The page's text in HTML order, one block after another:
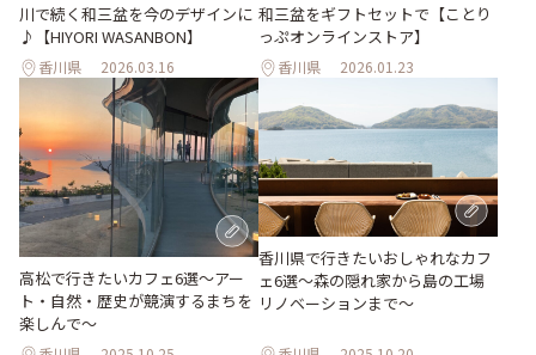
川で続く和三盆を今のデザインに
♪【HIYORI WASANBON】
香川県 2026.03.16
和三盆をギフトセットで【ことり
っぷオンラインストア】
香川県 2026.01.23
高松で行きたいカフェ6選〜アー
ト・自然・歴史が競演するまちを
楽しんで〜
香川県で行きたいおしゃれなカフ
ェ6選〜森の隠れ家から島の工場
リノベーションまで〜